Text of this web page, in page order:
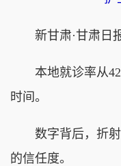
新甘肃·甘肃日
本地就诊率从
时间。
数字背后，折射
的信任度。